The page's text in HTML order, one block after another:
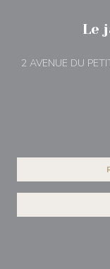
Le
2 AVENUE DU